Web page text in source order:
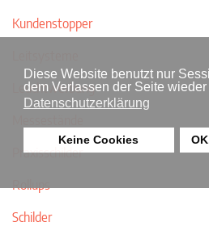
Diese Website benutzt nur
dem Verlassen der Seite
Datenschutzerklärung
Keine Cookies
Kundenstopper
Leuchtwerbung
Praxisschilder
Rollups
Schilder